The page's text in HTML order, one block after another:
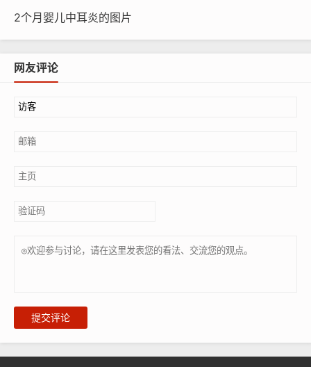
2个月婴儿中耳炎的图片
网友评论
提交评论